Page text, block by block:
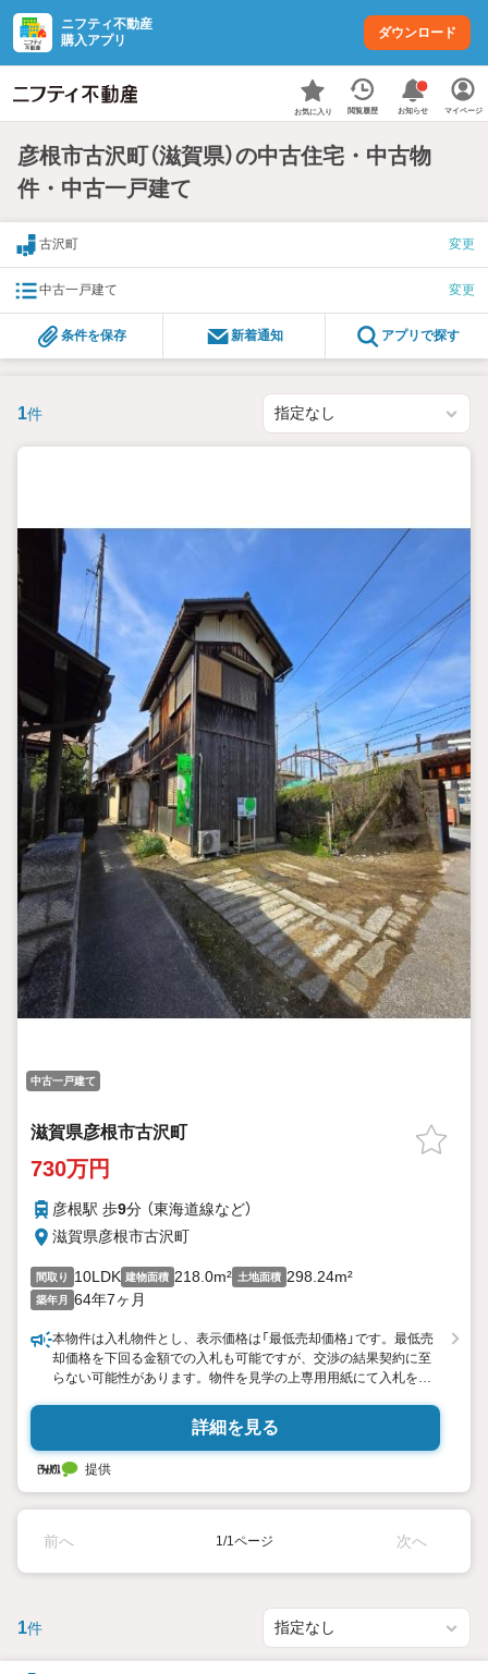
ニフティ不動産
購入アプリ
ダウンロード
お気に入り 閲覧履歴 お知らせ マイページ
彦根市古沢町（滋賀県）の中古住宅・中古物
件・中古一戸建て
古沢町 変更
中古一戸建て 変更
条件を保存 新着通知 アプリで探す
1件
中古一戸建て
滋賀県彦根市古沢町
730万円
彦根駅 歩9分 （東海道線など）
滋賀県彦根市古沢町
間取り 10LDK 建物面積 218.0m² 土地面積 298.24m²
築年月 64年7ヶ月
本物件は入札物件とし、表示価格は「最低売却価格」です。最低売
却価格を下回る金額での入札も可能ですが、交渉の結果契約に至
らない可能性があります。物件を見学の上専用用紙にて入札をお
詳細を見る
提供
前へ 1/1ページ 次へ
1件